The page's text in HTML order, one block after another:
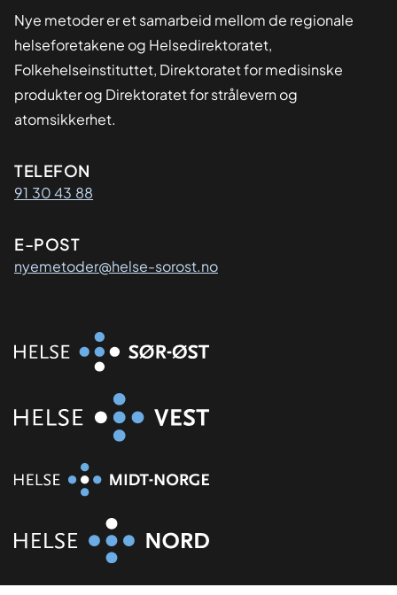
Nye metoder er et samarbeid mellom de regionale
helseforetakene og Helsedirektoratet,
Folkehelseinstituttet, Direktoratet for medisinske
produkter og Direktoratet for strålevern og
atomsikkerhet.
Kontaktinformasjon
TELEFON
91 30 43 88
E-POST
nyemetoder@helse-sorost.no
Organisasjon